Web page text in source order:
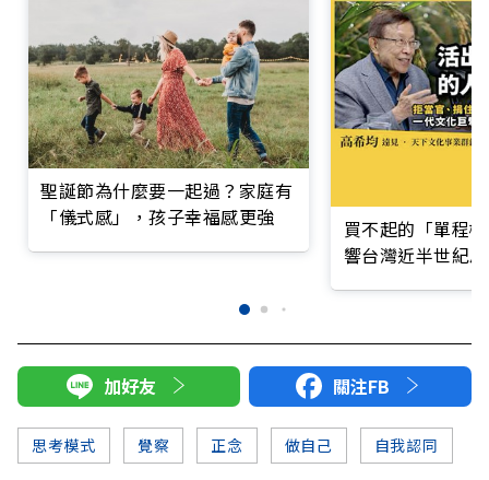
聖誕節為什麼要一起過？家庭有
「儀式感」，孩子幸福感更強
買不起的「單程
響台灣近半世紀
加好友 關注FB
思考模式 覺察 正念 做自己 自我認同